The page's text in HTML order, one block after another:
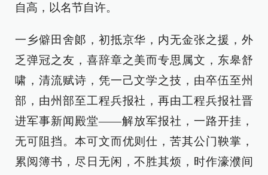
自高，以名节自许。
一乡僻田舍郞，初抵京华，内无金张之援，外
乏弹冠之友，喜辞章之美而专思属文，东皋舒
啸，清流赋诗，凭一己文学之技，由卒伍至州
部，由州部至工程兵报社，再由工程兵报社晋
进军事新闻殿堂——解放军报社，一路开挂，
无可阻挡。本可文而优则仕，苦其公门鞅掌，
累阅簿书，尽日无闲，不胜其烦，时作濠濮间